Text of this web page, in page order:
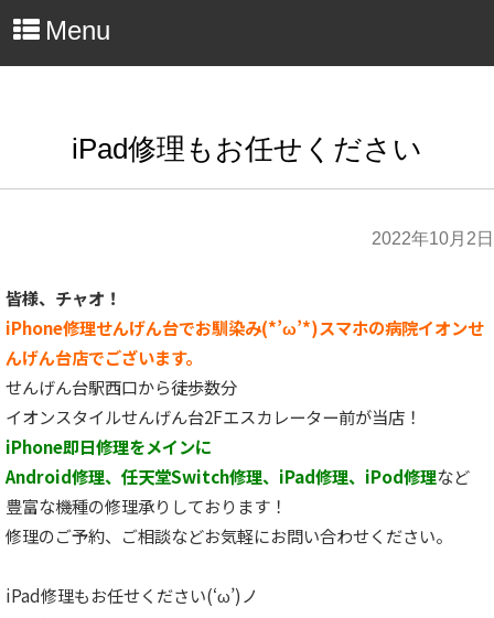
Menu
iPad修理もお任せください
2022年10月2日
皆様、チャオ！
iPhone修理せんげん台でお馴染み(*’ω’*)スマホの病院イオンせ
んげん台店でございます。
せんげん台駅西口から徒歩数分
イオンスタイルせんげん台2Fエスカレーター前が当店！
iPhone即日修理をメインに
Android修理、任天堂Switch修理、iPad修理、iPod修理など
豊富な機種の修理承りしております！
修理のご予約、ご相談などお気軽にお問い合わせください。
iPad修理もお任せください(‘ω’)ノ